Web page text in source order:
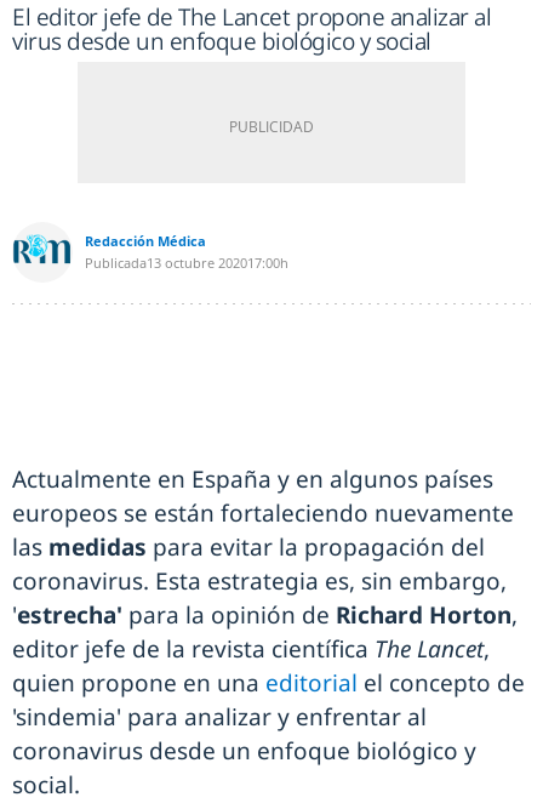
El editor jefe de The Lancet propone analizar al
virus desde un enfoque biológico y social
Redacción Médica
Publicada13 octubre 202017:00h
Actualmente en España y en algunos países
europeos se están fortaleciendo nuevamente
las medidas para evitar la propagación del
coronavirus. Esta estrategia es, sin embargo,
'estrecha' para la opinión de Richard Horton,
editor jefe de la revista científica The Lancet,
quien propone en una editorial el concepto de
'sindemia' para analizar y enfrentar al
coronavirus desde un enfoque biológico y
social.